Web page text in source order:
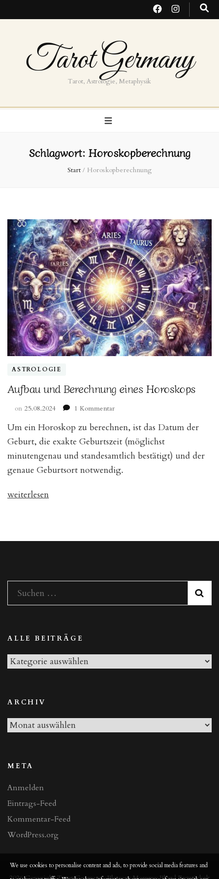
Tarot Germany
Tarot, Astrologie, Metaphysik
Schlagwort: Horoskopberechnung
Start / Horoskopberechnung
ASTROLOGIE
Aufbau und Berechnung eines Horoskops
on 25.08.2024 1 Kommentarzu
und
Berechnung
eines
Horoskops
Um ein Horoskop zu berechnen, ist das Datum der
Geburt, die exakte Geburtszeit (möglichst
minutengenau und standesamtlich bestätigt) und der
genaue Geburtsort notwendig.
„Aufbau
weiterlesen
Suchen
nach:
ALLE BEITRÄGE
Alle
ARCHIV
Archiv
META
Anmelden
Eintrags-Feed
Kommentar-Feed
WordPress.org
We use cookies to personalise content and ads, to provide social media features and